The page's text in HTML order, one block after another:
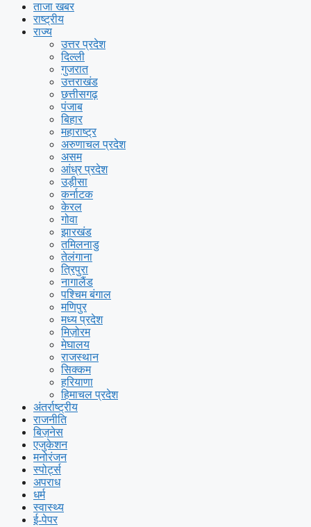
ताजा खबर
राष्ट्रीय
राज्य
उत्तर प्रदेश
दिल्ली
गुजरात
उत्तराखंड
छत्तीसगढ़
पंजाब
बिहार
महाराष्ट्र
अरुणाचल प्रदेश
असम
आंध्र प्रदेश
उड़ीसा
कर्नाटक
केरल
गोवा
झारखंड
तमिलनाडु
तेलंगाना
त्रिपुरा
नागालैंड
पश्चिम बंगाल
मणिपुर
मध्य प्रदेश
मिज़ोरम
मेघालय
राजस्थान
सिक्कम
हरियाणा
हिमाचल प्रदेश
अंतर्राष्ट्रीय
राजनीति
बिज़नेस
एजुकेशन
मनोरंजन
स्पोर्ट्स
अपराध
धर्म
स्वास्थ्य
ई-पेपर